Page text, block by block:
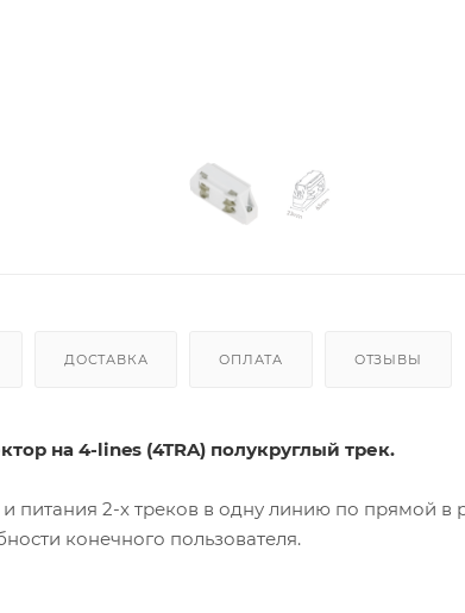
ДОСТАВКА ОПЛАТА ОТЗЫВЫ
на 4-lines (4TRA) полукруглый трек.
питания 2-х треков в одну линию по прямой в
конечного пользователя.